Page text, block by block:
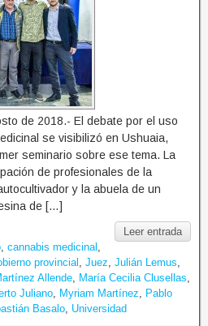
de 2018.- El debate por el uso
se visibilizó en Ushuaia,
seminario sobre ese tema. La
de profesionales de la
y la abuela de un
de […]
Leer entrada
cannabis medicinal
provincial Juez Julián Lemus
Allende María Cecilia Clusellas
Juliano Myriam Martínez
Pablo
Basalo Universidad